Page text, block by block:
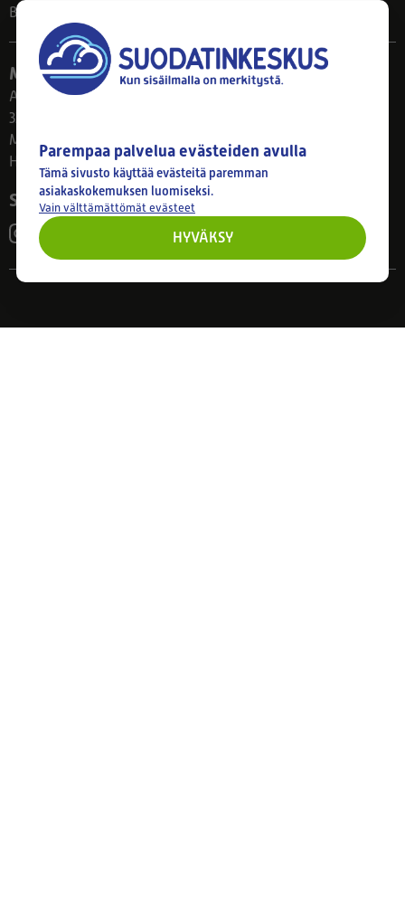
Blogi
Myymälä
Ahlmanintie 61
33800 Tampere
Ma–Pe 8–17
Huom! Myymälän poikkeusaukiolot: 27.7.-21.8. klo 8-16
Seuraa meitä
Parempaa palvelua evästeiden avulla
Tämä sivusto käyttää evästeitä paremman
asiakaskokemuksen luomiseksi.
Vain välttämättömät evästeet
HYVÄKSY